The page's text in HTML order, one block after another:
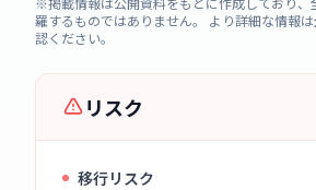
羅するものではありません。 より詳細な情報
認ください。
リスク
移行リスク